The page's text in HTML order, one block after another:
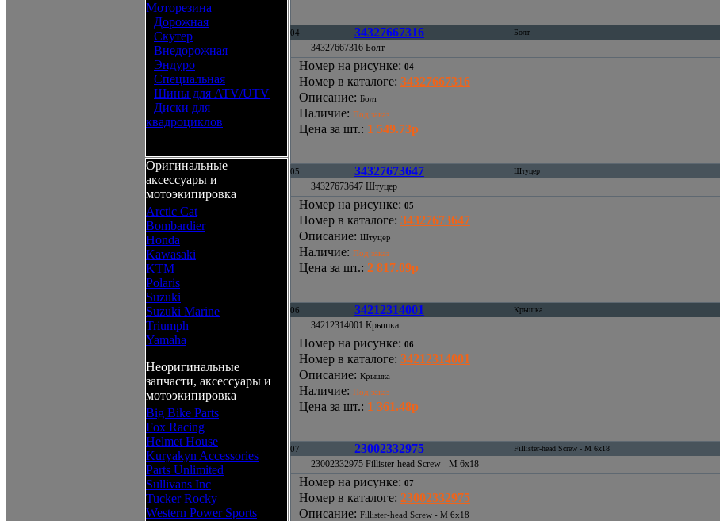
Моторезина
Дорожная
Скутер
Внедорожная
Эндуро
Специальная
Шины для ATV/UTV
Диски для
квадроциклов
Оригинальные
аксессуары и
мотоэкипировка
Arctic Cat
Bombardier
Honda
Kawasaki
KTM
Polaris
Suzuki
Suzuki Marine
Triumph
Yamaha
Неоригинальные
запчасти, аксессуары и
мотоэкипировка
Big Bike Parts
Fox Racing
Helmet House
Kuryakyn Accessories
Parts Unlimited
Sullivans Inc
Tucker Rocky
Western Power Sports
04 34327667316 Болт
34327667316 Болт
Номер на рисунке: 04
Номер в каталоге: 34327667316
Описание: Болт
Наличие: Под заказ
Цена за шт.: 1 549.73р
05 34327673647 Штуцер
34327673647 Штуцер
Номер на рисунке: 05
Номер в каталоге: 34327673647
Описание: Штуцер
Наличие: Под заказ
Цена за шт.: 2 817.09р
06 34212314001 Крышка
34212314001 Крышка
Номер на рисунке: 06
Номер в каталоге: 34212314001
Описание: Крышка
Наличие: Под заказ
Цена за шт.: 1 361.48р
07 23002332975 Fillister-head Screw - M 6x18
23002332975 Fillister-head Screw - M 6x18
Номер на рисунке: 07
Номер в каталоге: 23002332975
Описание: Fillister-head Screw - M 6x18